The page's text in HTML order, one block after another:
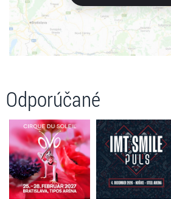
Odporúčané